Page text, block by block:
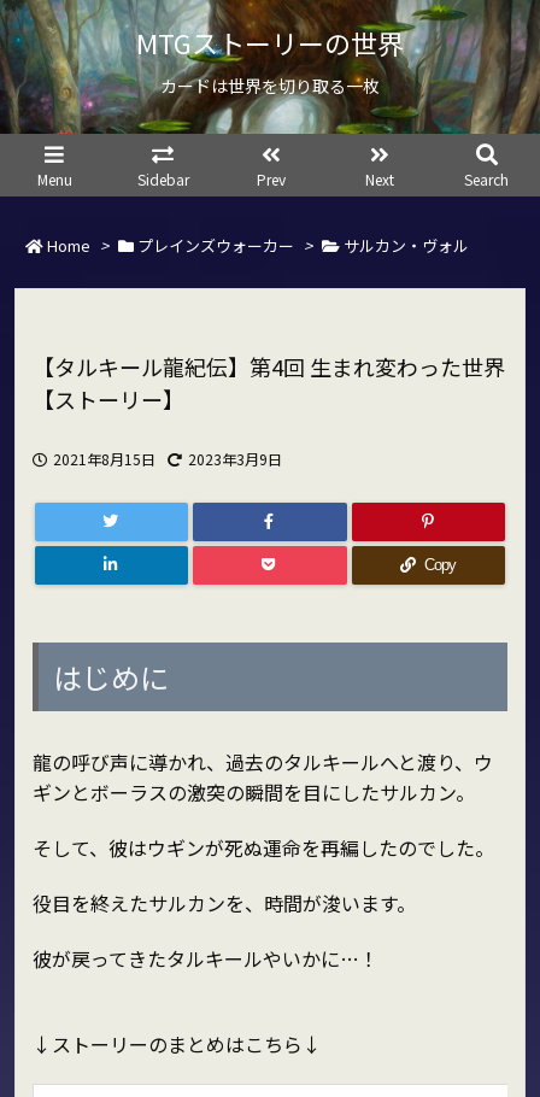
MTGストーリーの世界
カードは世界を切り取る一枚
Menu Sidebar Prev Next Search
Home > プレインズウォーカー > サルカン・ヴォル
【タルキール龍紀伝】第4回 生まれ変わった世界
【ストーリー】
2021年8月15日 2023年3月9日
Copy
はじめに
龍の呼び声に導かれ、過去のタルキールへと渡り、ウ
ギンとボーラスの激突の瞬間を目にしたサルカン。
そして、彼はウギンが死ぬ運命を再編したのでした。
役目を終えたサルカンを、時間が浚います。
彼が戻ってきたタルキールやいかに…！
↓ストーリーのまとめはこちら↓